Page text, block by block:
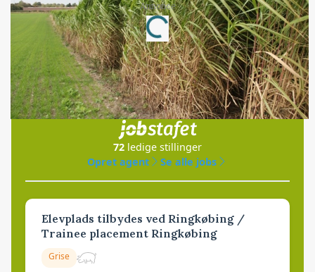
Annonce
Loading...
Jobs
i samarbejde med
72 ledige stillinger
Opret agent
Se alle jobs
Elevplads tilbydes ved Ringkøbing /
Trainee placement Ringkøbing
Grise